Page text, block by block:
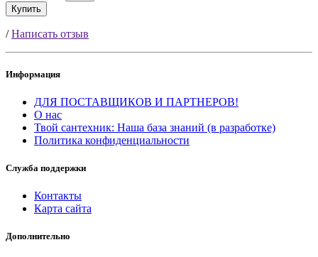
Купить
/Написать отзыв
Информация
ДЛЯ ПОСТАВЩИКОВ И ПАРТНЕРОВ!
О нас
Твой сантехник: Наша база знаний (в разработке)
Политика конфиденциальности
Служба поддержки
Контакты
Карта сайта
Дополнительно